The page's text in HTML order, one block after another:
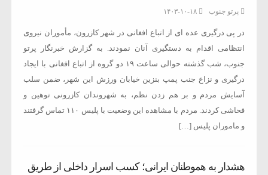
پرتو جنوب ۱۴۰۳-۱۰-۱۸
در پی درگیری عده ای از اتباع افغانی در شهر کازرون، مأموران نیروی
انتظامی اقدام به دستگیری آنان نمودند. به گزارش خبرنگار پرتو
جنوب، شب گذشته حوالی ساعت ۱۹ دو گروه از اتباع افغانی با ایجاد
درگیری و نزاع جنب پمپ بنزین خیابان ورزش این شهر، ضمن سلب
آسایش مردم و بر هم زدن نظم، به شهروندان کازرونی توهین و
فحاشی کردند. مردم با مشاهده این وضعیت با پلیس ۱۱۰ تماس گرفتند
و ماموران پلیس […]
هشدار به هموطنان ایرانی؛ کسب اسرار داخلی از طریق